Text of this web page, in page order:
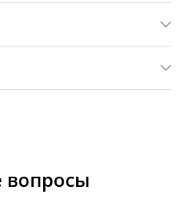
вопросы